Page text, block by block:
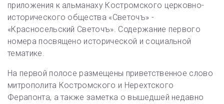
приложения к альманаху Костромского церковно-
исторического общества «Светочъ» -
«Красносельский Светочъ». Содержание первого
номера посвящено исторической и социальной
тематике.
На первой полосе размещены приветственное слово
митрополита Костромского и Нерехтского
Ферапонта, а также заметка о вышедшей недавно